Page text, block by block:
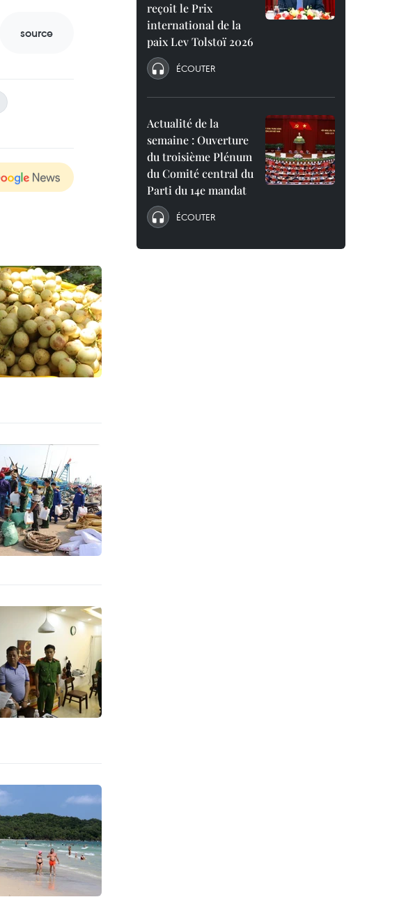
source
reçoit le Prix
international de la
paix Lev Tolstoï 2026
ÉCOUTER
Actualité de la
semaine : Ouverture
du troisième Plénum
du Comité central du
Parti du 14e mandat
ÉCOUTER